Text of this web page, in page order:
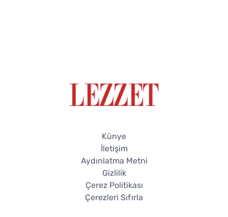
Künye
İletişim
Aydınlatma Metni
Gizlilik
Çerez Politikası
Çerezleri Sıfırla